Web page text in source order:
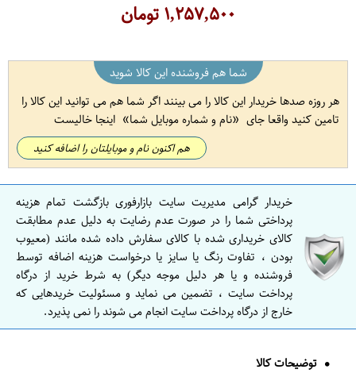
۱,۲۵۷,۵۰۰تومان
شما هم فروشنده این کالا شوید
هر روزه صدها خریدار این کالا را می بینند اگر شما هم می توانید این کالا را
تامین کنید واقعا جای
نام و شماره موبایل شما اینجا خالیست
هم اکنون نام و موبایلتان را اضافه کنید
خریدار گرامی مدیریت سایت بازارفوری بازگشت تمام هزینه
پرداختی شما را در صورت عدم رضایت به دلیل عدم مطابقت
کالای خریداری شده با کالای سفارش داده شده مانند (معیوب
بودن ، تفاوت رنگ یا سایز یا درخواست هزینه اضافه توسط
فروشنده و یا هر دلیل موجه دیگر) به شرط خرید از درگاه
پرداخت سایت ، تضمین می نماید و مسئولیت خریدهایی که
خارج از درگاه پرداخت سایت انجام می شوند را نمی پذیرد.
توضیحات کالا